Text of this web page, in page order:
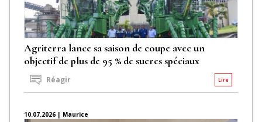
Agriterra lance sa saison de coupe avec un
objectif de plus de 95 % de sucres spéciaux
Lire
Réagir
10.07.2026 | Maurice